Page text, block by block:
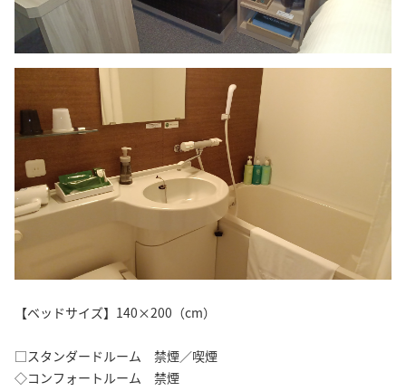
【ベッドサイズ】140×200（cm）
□スタンダードルーム 禁煙／喫煙
◇コンフォートルーム 禁煙